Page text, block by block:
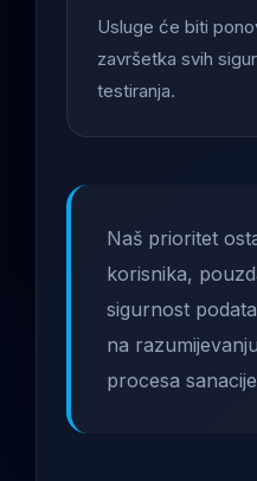
Usluge će biti
završetka svih
testiranja.
Naš prioritet
korisnika,
sigurnost
na
procesa